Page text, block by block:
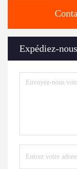
Expédiez-nous